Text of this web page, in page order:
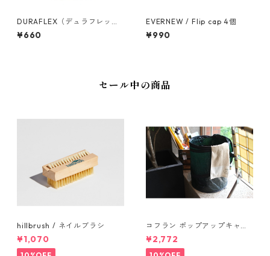
DURAFLEX（デュラフレック
ス）カラビナ HD
¥660
EVERNEW / Flip cap 4個
¥990
セール中の商品
hillbrush / ネイルブラシ
¥1,070
コフラン ポップアップキャン
プトラッシュカン Sサイズ
¥2,772